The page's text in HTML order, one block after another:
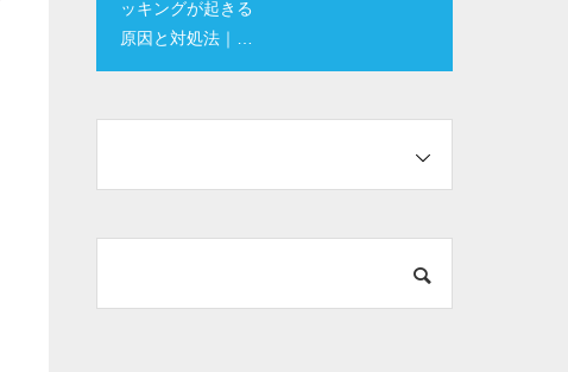
ッキングが起きる
原因と対処法｜防
止策や予約システ
は？仕組み・利用
条件・対応システ
ムの選び方を解説